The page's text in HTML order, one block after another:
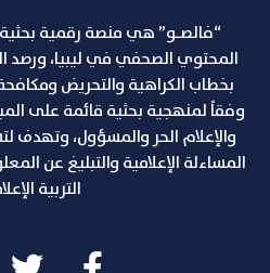
“فالصـو” هي منصة رقمية
المحتوي الصحفي في ليبيا، ورصد
بخطاب الكراهية والتحريض ومكافحة
وفقاً لمنهجية بحثية قائمة على
والإعلام الحر والمسؤول، وتهدف
المساءلة الإعلامية والتبليغ عن
التربية